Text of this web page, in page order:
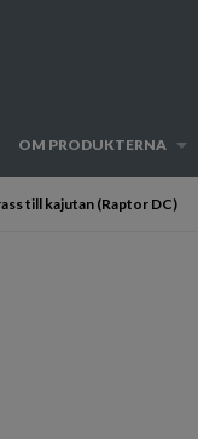
OM PRODUKTERNA
till kajutan (Raptor DC)